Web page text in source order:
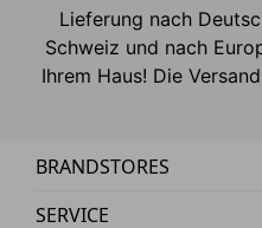
Lieferung nach
Schweiz und nach
Ihrem Haus! Die
BRANDSTORES
SERVICE